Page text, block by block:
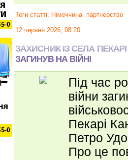
Теги статті: Німеччина партнерство
12 червня 2026, 08:20
ЗАХИСНИК ІЗ СЕЛА
ЗАГИНУВ НА ВІЙНІ
Під час
війни
Пекарі
Петро
Про це